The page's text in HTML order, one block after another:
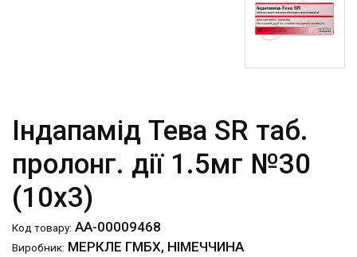
Індапамід Тева SR таб.
пролонг. дії 1.5мг №30
(10х3)
Код товару: АА-00009468
Виробник: МЕРКЛЕ ГМБХ, НІМЕЧЧИНА